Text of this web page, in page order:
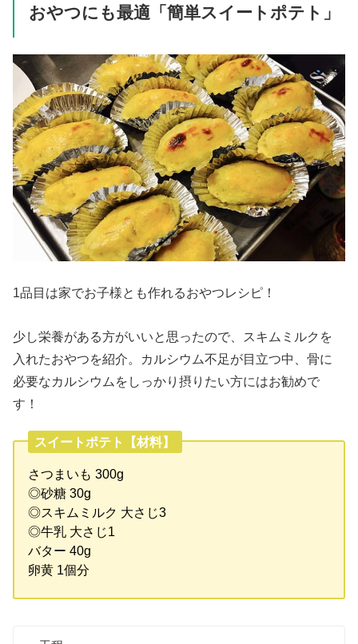
おやつにも最適「簡単スイートポテト」
1品目は家でお子様とも作れるおやつレシピ！
少し栄養がある方がいいと思ったので、スキムミルクを
入れたおやつを紹介。カルシウム不足が目立つ中、骨に
必要なカルシウムをしっかり摂りたい方にはお勧めで
す！
スイートポテト【材料】
さつまいも 300g
◎砂糖 30g
◎スキムミルク 大さじ3
◎牛乳 大さじ1
バター 40g
卵黄 1個分